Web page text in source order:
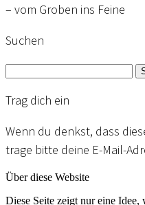
– vom Groben ins Feine
Suchen
Trag dich ein
Wenn du denkst, dass
trage bitte deine E-Mail-
Über diese Website
Diese Seite zeigt nur eine